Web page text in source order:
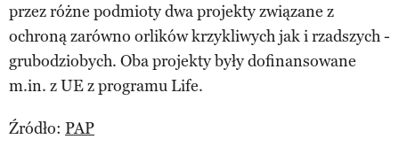
przez różne podmioty dwa projekty związane z
ochroną zarówno orlików krzykliwych jak i rzadszych -
grubodziobych. Oba projekty były dofinansowane
m.in. z UE z programu Life.
Źródło: PAP